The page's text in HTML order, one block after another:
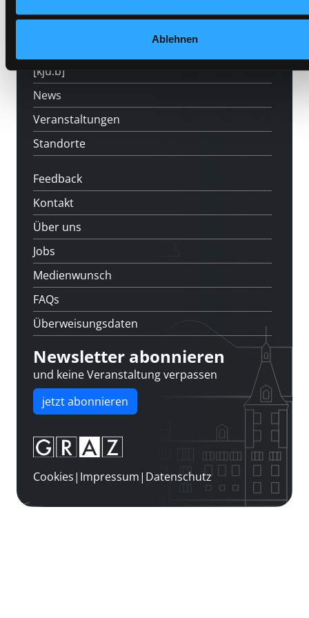
Ablehnen
Angebote
[kju:b]
News
Veranstaltungen
Standorte
Feedback
Kontakt
Über uns
Jobs
Medienwunsch
FAQs
Überweisungsdaten
Newsletter abonnieren
und keine Veranstaltung verpassen
jetzt abonnieren
Cookies| Impressum| Datenschutz